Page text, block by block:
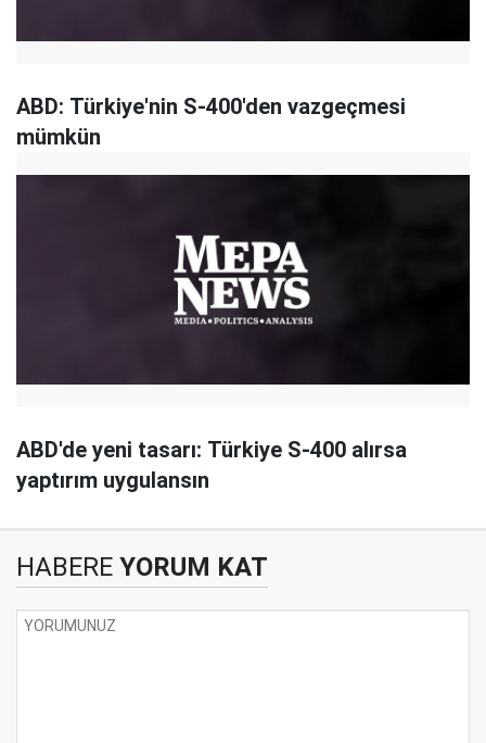
ABD: Türkiye'nin S-400'den vazgeçmesi
mümkün
ABD'de yeni tasarı: Türkiye S-400 alırsa
yaptırım uygulansın
HABERE YORUM KAT